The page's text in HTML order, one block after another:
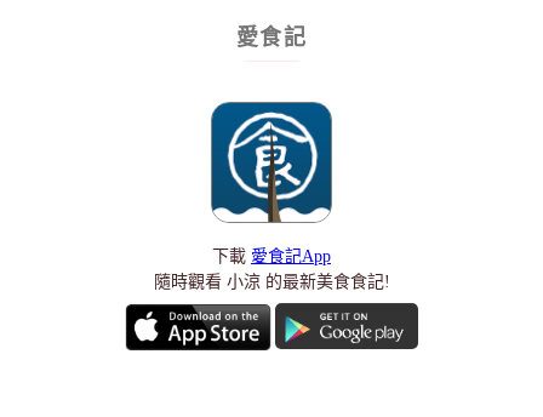
愛食記
下載 愛食記App
隨時觀看 小涼 的最新美食食記!